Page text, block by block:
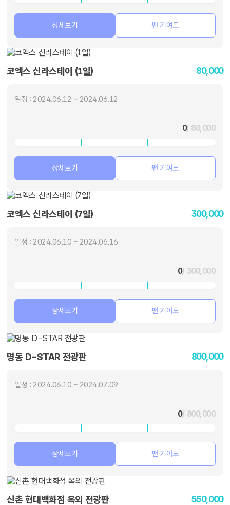
상세보기 팬 기여도
코엑스 신라스테이 (1일) 80,000
일정 : 2024.06.12 ~ 2024.06.12
0/ 80,000
상세보기 팬 기여도
코엑스 신라스테이 (7일) 300,000
일정 : 2024.06.10 ~ 2024.06.16
0/ 300,000
상세보기 팬 기여도
명동 D-STAR 전광판 800,000
일정 : 2024.06.10 ~ 2024.07.09
0/ 800,000
상세보기 팬 기여도
신촌 현대백화점 옥외 전광판 550,000